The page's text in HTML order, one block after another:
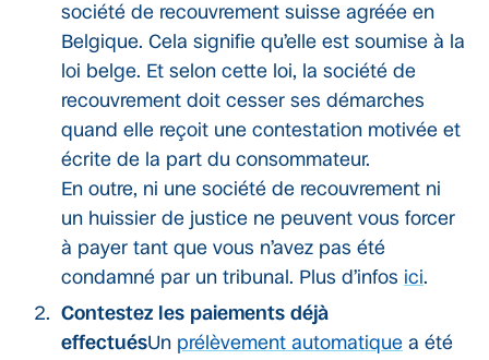
société de recouvrement suisse agréée en
Belgique. Cela signifie qu’elle est soumise à la
loi belge. Et selon cette loi, la société de
recouvrement doit cesser ses démarches
quand elle reçoit une contestation motivée et
écrite de la part du consommateur.
En outre, ni une société de recouvrement ni
un huissier de justice ne peuvent vous forcer
à payer tant que vous n’avez pas été
condamné par un tribunal. Plus d’infos ici.
Contestez les paiements déjà
effectuésUn prélèvement automatique a été